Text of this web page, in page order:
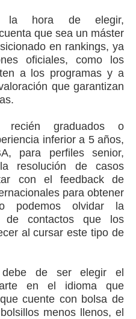
la hora de elegir,
que sea un máster
en rankings, ya
oficiales, como los
a los programas y a
que garantizan
graduados o
inferior a 5 años,
para perfiles senior,
resolución de casos
con el feedback de
para obtener
podemos olvidar la
contactos que los
al cursar este tipo de
debe de ser elegir el
en el idioma que
cuente con bolsa de
menos llenos, el